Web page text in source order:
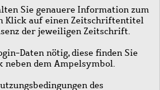
Sie genauere Information zum
Klick auf einen Zeitschriftentitel
der jeweiligen Zeitschrift.
Daten nötig, diese finden Sie
neben dem Ampelsymbol.
des